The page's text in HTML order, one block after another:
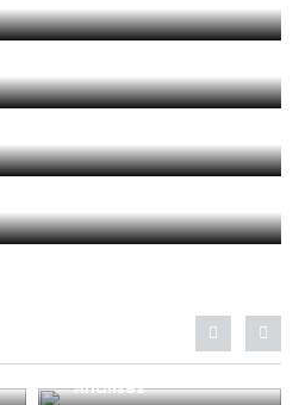
às Leis de
às Leis de
Análises